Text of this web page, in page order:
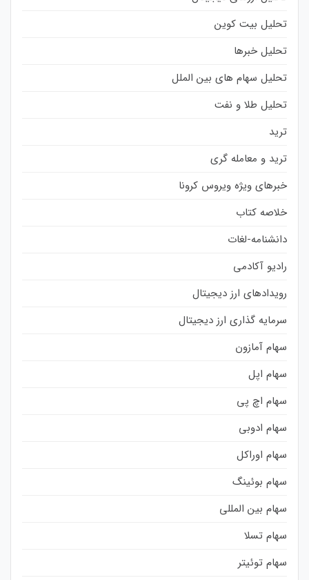
تحلیل بیت کوین
تحلیل خبرها
تحلیل سهام های بین الملل
تحلیل طلا و نفت
ترید
ترید و معامله گری
خبرهای ویژه ویروس کرونا
خلاصه کتاب
دانشنامه-لغات
رادیو آکادمی
رویدادهای ارز دیجیتال
سرمایه گذاری ارز دیجیتال
سهام آمازون
سهام اپل
سهام اچ پی
سهام ادوبی
سهام اوراکل
سهام بوئینگ
سهام بین المللی
سهام تسلا
سهام توئیتر